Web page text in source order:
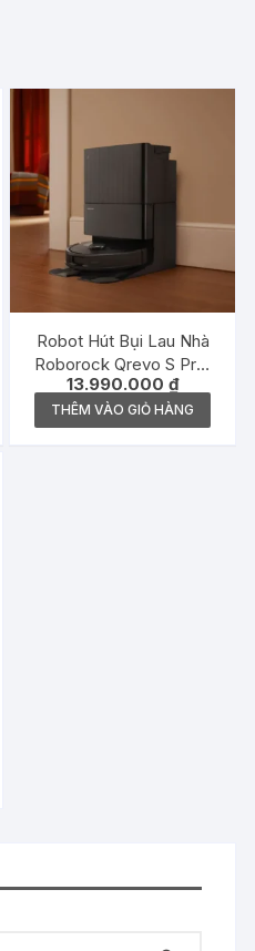
Robot Hút Bụi Lau Nhà
Roborock Qrevo S Pro,
màu trắng
13.990.000₫
THÊM VÀO GIỎ HÀNG